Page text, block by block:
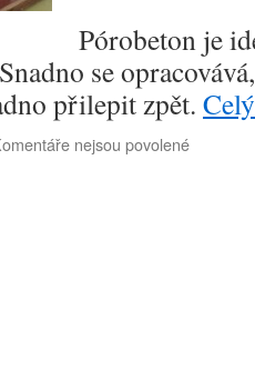
Pórobeton je
se
přilepit zpět.
nejsou povolenéu